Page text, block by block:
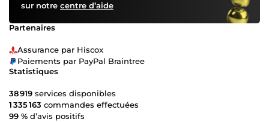
sur notre centre d’aide
Partenaires
Assurance par Hiscox
Paiements par PayPal Braintree
Statistiques
38 919 services disponibles
1 335 163 commandes effectuées
99 % d’avis positifs